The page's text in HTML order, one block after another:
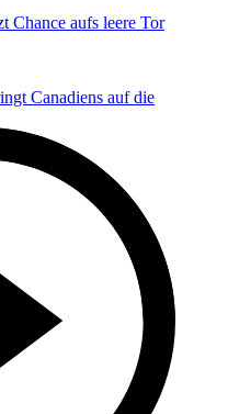
Chance aufs leere Tor